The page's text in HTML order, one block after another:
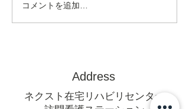
コメントを追加…
Address
ネクスト在宅リハビリセンター